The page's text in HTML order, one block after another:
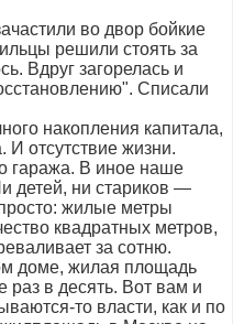
во двор бойкие
решили стоять за
Вдруг загорелась и
Списали
накопления капитала,
И отсутствие жизни.
гаража. В иное наше
детей, ни стариков —
жилые метры
квадратных метров,
за сотню.
доме, жилая площадь
в десять. Вот вам и
то власти, как и по